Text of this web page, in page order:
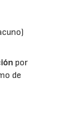
por
de